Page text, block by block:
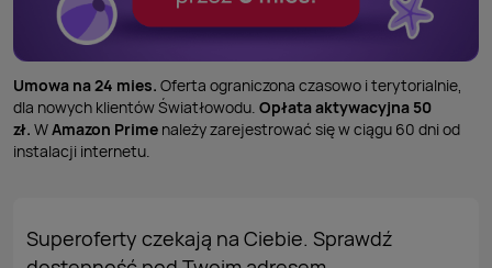
Umowa na 24 mies. Oferta ograniczona czasowo i terytorialnie,
dla nowych klientów Światłowodu. Opłata aktywacyjna 50
zł. WAmazon Prime należy zarejestrować się w ciągu 60 dni od
instalacji internetu.
Superoferty czekają na Ciebie. Sprawdź